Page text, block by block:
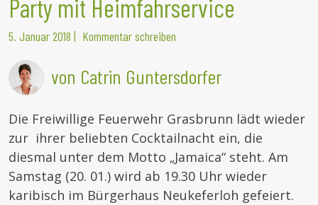
Party mit Heimfahrservice
5. Januar 2018 | Kommentar schreiben
von Catrin Guntersdorfer
Die Freiwillige Feuerwehr Grasbrunn lädt wieder
zur ihrer beliebten Cocktailnacht ein, die
diesmal unter dem Motto „Jamaica“ steht. Am
Samstag (20. 01.) wird ab 19.30 Uhr wieder
karibisch im Bürgerhaus Neukeferloh gefeiert.